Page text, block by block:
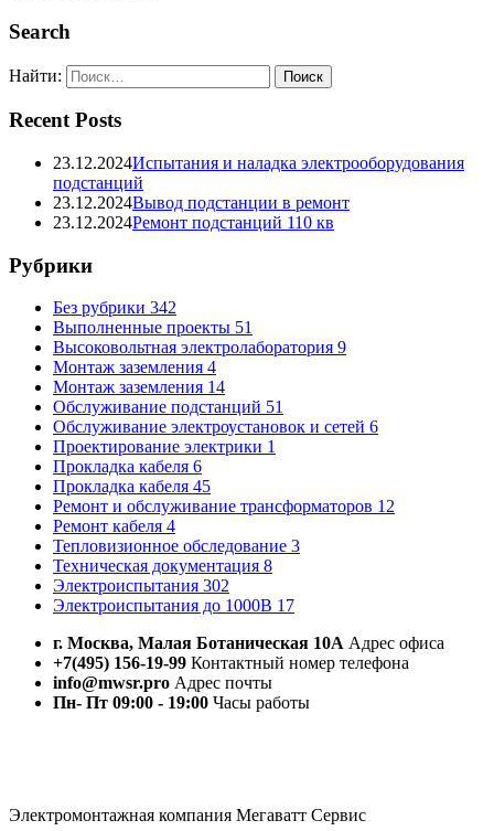
Search
Найти:
Recent Posts
23.12.2024Испытания и наладка электрооборудования
подстанций
23.12.2024Вывод подстанции в ремонт
23.12.2024Ремонт подстанций 110 кв
Рубрики
Без рубрики 342
Выполненные проекты 51
Высоковольтная электролаборатория 9
Монтаж заземления 4
Монтаж заземления 14
Обслуживание подстанций 51
Обслуживание электроустановок и сетей 6
Проектирование электрики 1
Прокладка кабеля 6
Прокладка кабеля 45
Ремонт и обслуживание трансформаторов 12
Ремонт кабеля 4
Тепловизионное обследование 3
Техническая документация 8
Электроиспытания 302
Электроиспытания до 1000В 17
г. Москва, Малая Ботаническая 10А Адрес офиса
+7(495) 156-19-99 Контактный номер телефона
info@mwsr.pro Адрес почты
Пн- Пт 09:00 - 19:00 Часы работы
Электромонтажная компания Мегаватт Сервис